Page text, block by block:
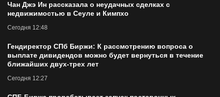
Чан Джэ Ин рассказала о неудачных сделках с
недвижимостью в Сеуле и Кимпхо
Сегодня 12:48
Гендиректор СПб Биржи: К рассмотрению вопроса о
выплате дивидендов можно будет вернуться в течение
ближайших двух-трех лет
Сегодня 12:27